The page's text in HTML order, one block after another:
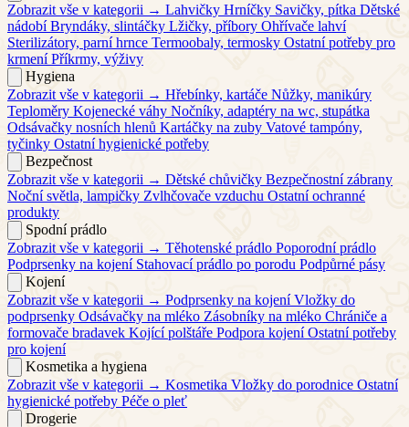
Zobrazit vše v kategorii → Lahvičky Hrníčky Savičky, pítka Dětské
nádobí Bryndáky, slintáčky Lžičky, příbory Ohřívače lahví
Sterilizátory, parní hrnce Termoobaly, termosky Ostatní potřeby pro
krmení Příkrmy, výživy
Hygiena
Zobrazit vše v kategorii → Hřebínky, kartáče Nůžky, manikúry
Teploměry Kojenecké váhy Nočníky, adaptéry na wc, stupátka
Odsávačky nosních hlenů Kartáčky na zuby Vatové tampóny,
tyčinky Ostatní hygienické potřeby
Bezpečnost
Zobrazit vše v kategorii → Dětské chůvičky Bezpečnostní zábrany
Noční světla, lampičky Zvlhčovače vzduchu Ostatní ochranné
produkty
Spodní prádlo
Zobrazit vše v kategorii → Těhotenské prádlo Poporodní prádlo
Podprsenky na kojení Stahovací prádlo po porodu Podpůrné pásy
Kojení
Zobrazit vše v kategorii → Podprsenky na kojení Vložky do
podprsenky Odsávačky na mléko Zásobníky na mléko Chrániče a
formovače bradavek Kojící polštáře Podpora kojení Ostatní potřeby
pro kojení
Kosmetika a hygiena
Zobrazit vše v kategorii → Kosmetika Vložky do porodnice Ostatní
hygienické potřeby Péče o pleť
Drogerie